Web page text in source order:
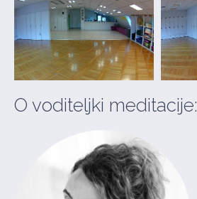
O voditeljki meditacije: